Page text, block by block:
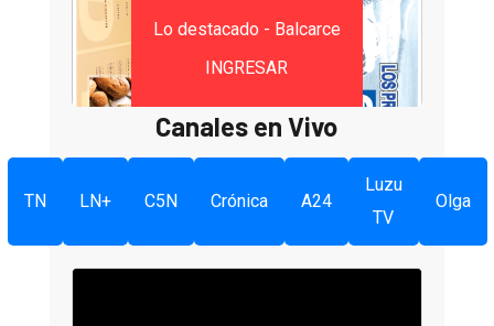
Lo destacado - Balcarce
INGRESAR
Canales en Vivo
TN LN+ C5N Crónica A24
Luzu
TV
Olga